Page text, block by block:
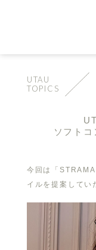
UTAU
TOPICS
ソフト
今回は「
イルを提案してい